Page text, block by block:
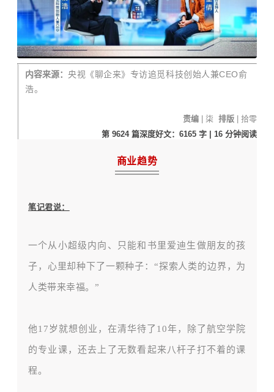
内容来源： 央视《聊企来》专访追觅科技创始人兼CEO俞
浩。
责编 | 柒 排版 | 拾零
第 9624 篇深度好文：6165 字 | 16 分钟阅读
商业趋势
笔记君说：
一个从小超级内向、只能和书里爱迪生做朋友的孩
子，心里却种下了一颗种子： “探索人类的边界，为
人类带来幸福。”
他17岁就想创业，在清华待了10年，除了航空学院
的专业课，还去上了无数看起来八杆子打不着的课
程。